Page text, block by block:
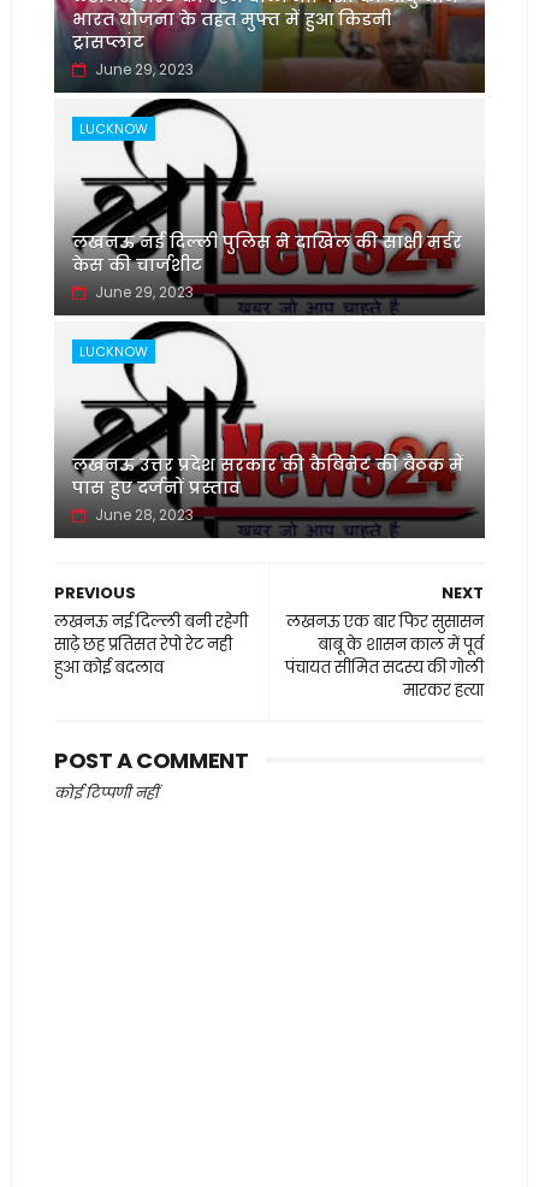
भारत योजना के तहत मुफ्त में हुआ किडनी
ट्रांसप्लांट
June 29, 2023
LUCKNOW
लखनऊ नई दिल्ली पुलिस ने दाखिल की साक्षी मर्डर
केस की चार्जशीट
June 29, 2023
LUCKNOW
लखनऊ उत्तर प्रदेश सरकार की कैबिनेट की बैठक में
पास हुए दर्जनों प्रस्ताव
June 28, 2023
NEXT
लखनऊ एक बार फिर सुसासन
बाबू के शासन काल में पूर्व
पंचायत सीमित सदस्य की गोली
मारकर हत्या
PREVIOUS
लखनऊ नई दिल्ली बनी रहेगी
साढ़े छह प्रतिसत रेपो रेट नही
हुआ कोई बदलाव
POST A COMMENT
कोई टिप्पणी नहीं